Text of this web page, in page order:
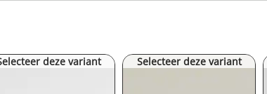
deze variant Selecteer deze variant